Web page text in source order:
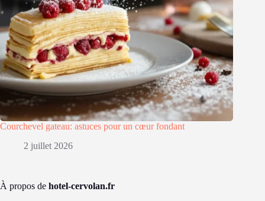
Courchevel gateau: astuces pour un cœur fondant
2 juillet 2026
À propos de hotel-cervolan.fr